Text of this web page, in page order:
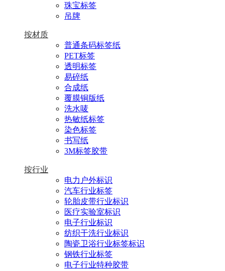
珠宝标签
吊牌
按材质
普通条码标签纸
PET标签
透明标签
易碎纸
合成纸
覆膜铜版纸
洗水唛
热敏纸标签
染色标签
书写纸
3M标签胶带
按行业
电力户外标识
汽车行业标签
轮胎皮带行业标识
医疗实验室标识
电子行业标识
纺织干洗行业标识
陶瓷卫浴行业标签标识
钢铁行业标签
电子行业特种胶带